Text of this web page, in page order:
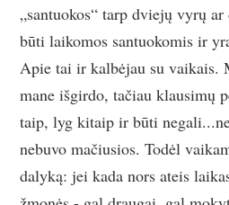
„santuokos“ tarp dviejų vyrų
būti laikomos santuokomis ir
Apie tai ir kalbėjau su vaikais.
mane išgirdo, tačiau klausimų
taip, lyg kitaip ir būti
nebuvo mačiusios. Todėl
dalyką: jei kada nors ateis